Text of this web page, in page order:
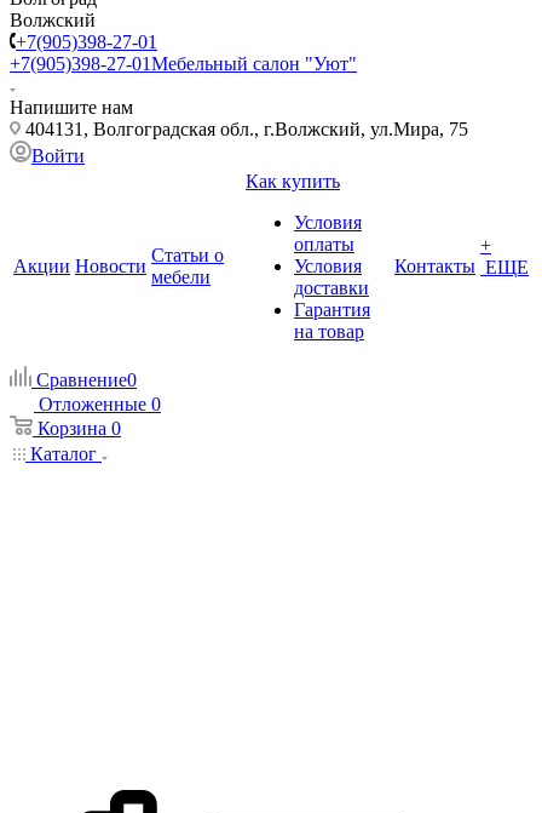
Волжский
+7(905)398-27-01
+7(905)398-27-01Мебельный салон "Уют"
Напишите нам
404131, Волгоградская обл., г.Волжский, ул.Мира, 75
Войти
Акции Новости
Статьи о
мебели
Как купить
Условия
оплаты
Условия
доставки
Гарантия
на товар
Контакты
+
ЕЩЕ
Сравнение0
Отложенные 0
Корзина 0
Каталог